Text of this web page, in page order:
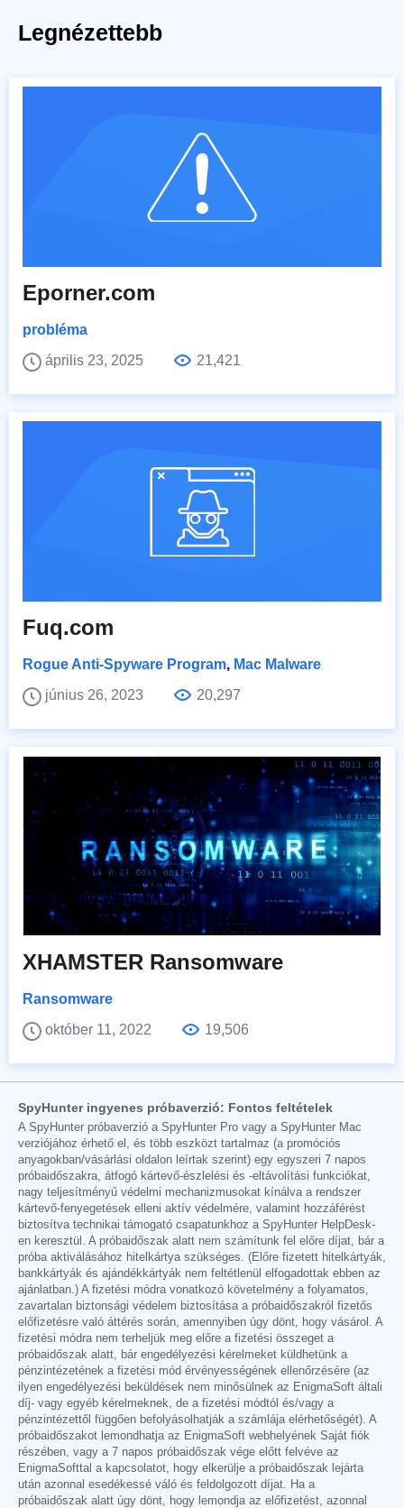
Legnézettebb
Eporner.com
probléma
április 23, 2025
21,421
Fuq.com
Rogue Anti-Spyware Program, Mac Malware
június 26, 2023
20,297
XHAMSTER Ransomware
Ransomware
október 11, 2022
19,506
SpyHunter ingyenes próbaverzió: Fontos feltételek
A SpyHunter próbaverzió a SpyHunter Pro vagy a SpyHunter Mac
verziójához érhető el, és több eszközt tartalmaz (a promóciós
anyagokban/vásárlási oldalon leírtak szerint) egy egyszeri 7 napos
próbaidőszakra, átfogó kártevő-észlelési és -eltávolítási funkciókat,
nagy teljesítményű védelmi mechanizmusokat kínálva a rendszer
kártevő-fenyegetések elleni aktív védelmére, valamint hozzáférést
biztosítva technikai támogató csapatunkhoz a SpyHunter HelpDesk-
en keresztül. A próbaidőszak alatt nem számítunk fel előre díjat, bár a
próba aktiválásához hitelkártya szükséges. (Előre fizetett hitelkártyák,
bankkártyák és ajándékkártyák nem feltétlenül elfogadottak ebben az
ajánlatban.) A fizetési módra vonatkozó követelmény a folyamatos,
zavartalan biztonsági védelem biztosítása a próbaidőszakról fizetős
előfizetésre való áttérés során, amennyiben úgy dönt, hogy vásárol. A
fizetési módra nem terheljük meg előre a fizetési összeget a
próbaidőszak alatt, bár engedélyezési kérelmeket küldhetünk a
pénzintézetének a fizetési mód érvényességének ellenőrzésére (az
ilyen engedélyezési beküldések nem minősülnek az EnigmaSoft általi
díj- vagy egyéb kérelmeknek, de a fizetési módtól és/vagy a
pénzintézettől függően befolyásolhatják a számlája elérhetőségét). A
próbaidőszakot lemondhatja az EnigmaSoft webhelyének Saját fiók
részében, vagy a 7 napos próbaidőszak vége előtt felvéve az
EnigmaSofttal a kapcsolatot, hogy elkerülje a próbaidőszak lejárta
után azonnal esedékessé váló és feldolgozott díjat. Ha a
próbaidőszak alatt úgy dönt, hogy lemondja az előfizetést, azonnal